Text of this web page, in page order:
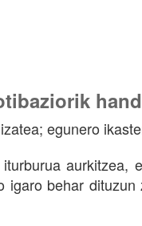
egunero
aurkitzea,
behar